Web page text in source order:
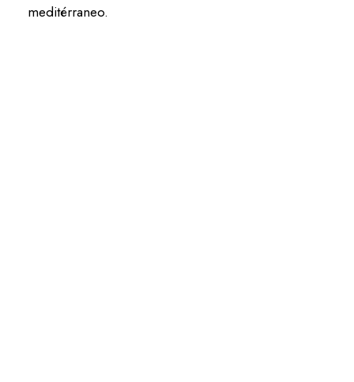
meditérraneo.